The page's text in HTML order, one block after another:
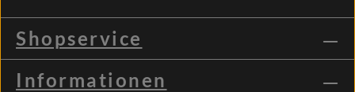
Shopservice
Informationen